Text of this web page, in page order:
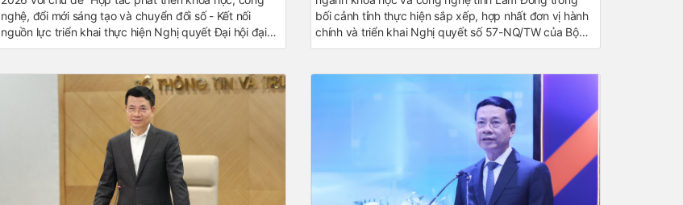
nghệ, đổi mới sáng tạo và chuyển đổi số - Kết nối
nguồn lực triển khai thực hiện Nghị quyết Đại hội đại
biểu toàn quốc lần thứ XIV của Đảng”, các ý kiến thảo
trao quyền đủ mạnh, vận hành theo kết quả đầu ra và
hướng tới tác động cuối cùng.
bối cảnh tỉnh thực hiện sắp xếp, hợp nhất đơn vị hành
chính và triển khai Nghị quyết số 57-NQ/TW của Bộ
Chính trị về đột phá phát triển khoa học, công nghệ,
nòng cốt, Sở Khoa học và Công nghệ Lâm Đồng đã
chủ động tham mưu, tổ chức triển khai đồng bộ nhiều
nhiệm vụ trọng tâm, tạo nền tảng thúc đẩy tăng
trưởng kinh tế – xã hội bền vững.